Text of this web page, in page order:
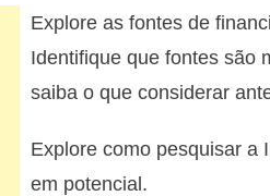
gratuito
online
HP:
financiamento
Explore as fontes de
Identifique que fontes são
saiba o que considerar
Explore como pesquisar a
em potencial.